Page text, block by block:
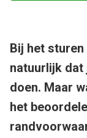
Bij het
natuurlijk dat
doen. Maar
het